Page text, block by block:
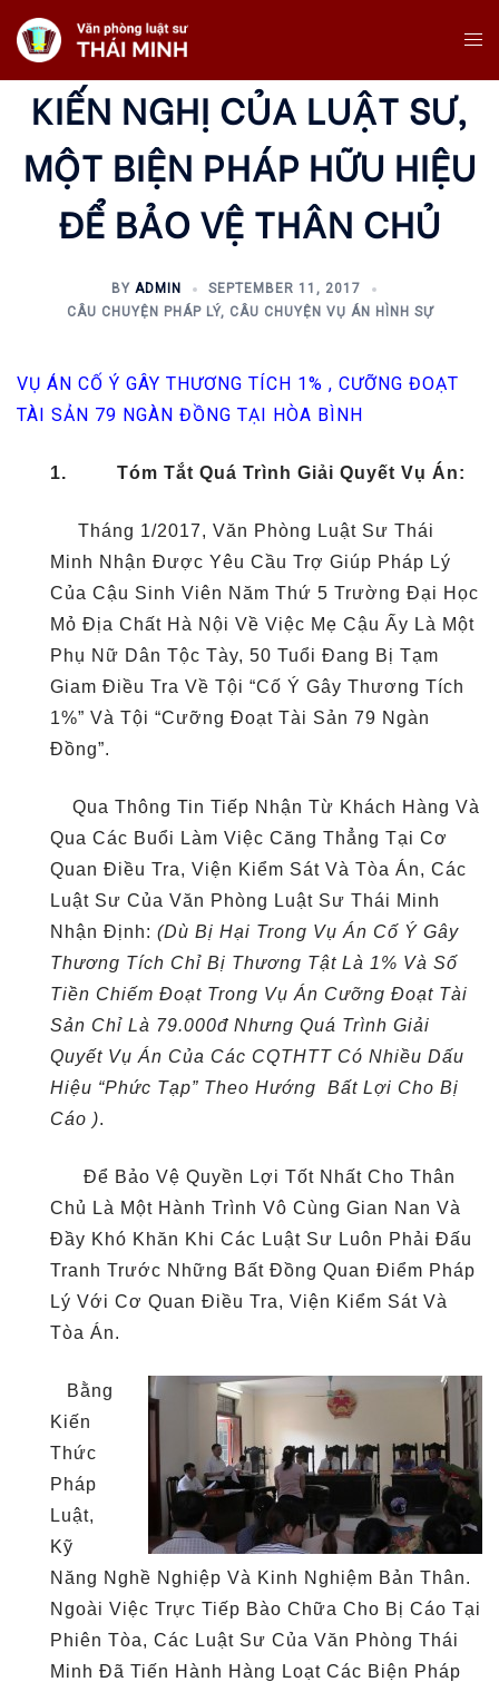
Skip
To
Content
KIẾN NGHỊ CỦA LUẬT SƯ,
MỘT BIỆN PHÁP HỮU HIỆU
ĐỂ BẢO VỆ THÂN CHỦ
BY ADMIN
SEPTEMBER 11, 2017
CÂU CHUYỆN PHÁP LÝ, CÂU CHUYỆN VỤ ÁN HÌNH SỰ
VỤ ÁN CỐ Ý GÂY THƯƠNG TÍCH 1% , CƯỠNG ĐOẠT
TÀI SẢN 79 NGÀN ĐỒNG TẠI HÒA BÌNH
1. Tóm Tắt Quá Trình Giải Quyết Vụ Án:
Tháng 1/2017, Văn Phòng Luật Sư Thái
Minh Nhận Được Yêu Cầu Trợ Giúp Pháp Lý
Của Cậu Sinh Viên Năm Thứ 5 Trường Đại Học
Mỏ Địa Chất Hà Nội Về Việc Mẹ Cậu Ấy Là Một
Phụ Nữ Dân Tộc Tày, 50 Tuổi Đang Bị Tạm
Giam Điều Tra Về Tội “Cố Ý Gây Thương Tích
1%” Và Tội “Cưỡng Đoạt Tài Sản 79 Ngàn
Đồng”.
Qua Thông Tin Tiếp Nhận Từ Khách Hàng Và
Qua Các Buổi Làm Việc Căng Thẳng Tại Cơ
Quan Điều Tra, Viện Kiểm Sát Và Tòa Án, Các
Luật Sư Của Văn Phòng Luật Sư Thái Minh
Nhận Định: (Dù Bị Hại Trong Vụ Án Cố Ý Gây
Thương Tích Chỉ Bị Thương Tật Là 1% Và Số
Tiền Chiếm Đoạt Trong Vụ Án Cưỡng Đoạt Tài
Sản Chỉ Là 79.000đ Nhưng Quá Trình Giải
Quyết Vụ Án Của Các CQTHTT Có Nhiều Dấu
Hiệu “phức Tạp” Theo Hướng Bất Lợi Cho Bị
Cáo ).
Để Bảo Vệ Quyền Lợi Tốt Nhất Cho Thân
Chủ Là Một Hành Trình Vô Cùng Gian Nan Và
Đầy Khó Khăn Khi Các Luật Sư Luôn Phải Đấu
Tranh Trước Những Bất Đồng Quan Điểm Pháp
Lý Với Cơ Quan Điều Tra, Viện Kiểm Sát Và
Tòa Án.
Bằng
Kiến
Thức
Pháp
Luật,
Kỹ
Năng Nghề Nghiệp Và Kinh Nghiệm Bản Thân.
Ngoài Việc Trực Tiếp Bào Chữa Cho Bị Cáo Tại
Phiên Tòa, Các Luật Sư Của Văn Phòng Thái
Minh Đã Tiến Hành Hàng Loạt Các Biện Pháp